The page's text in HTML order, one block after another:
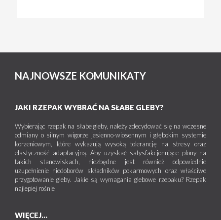
NAJNOWSZE KOMUNIKATY
JAKI RZEPAK WYBRAĆ NA SŁABE GLEBY?
Wybierając rzepak na słabe gleby, należy zdecydować się na wczesne
odmiany o silnym wigorze jesienno-wiosennym i głębokim systemie
korzeniowym, które wykazują wysoką tolerancję na stresy oraz
elastyczność adaptacyjną. Aby uzyskać satysfakcjonujące plony na
takich stanowiskach, niezbędne jest również odpowiednie
uzupełnienie niedoborów składników pokarmowych oraz właściwe
przygotowanie gleby. Jakie są wymagania glebowe rzepaku? Rzepak
najlepiej rośnie
WIĘCEJ...